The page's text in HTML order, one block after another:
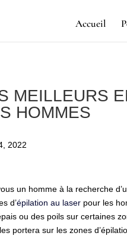
Accueil
MEILLEURS
HOMMES
2022
un homme à la recherche
d’épilation au laser pour les
ou des poils sur certaines
portera sur les zones